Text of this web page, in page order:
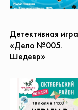
Детективная игра
«Дело №005.
Шедевр»